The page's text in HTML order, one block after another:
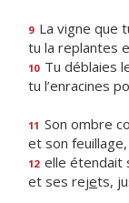
9 La vigne que
tu la replantes
10 Tu déblaies
tu l’enracines
11 Son ombre
et son
12 elle étendait
et ses rejets,